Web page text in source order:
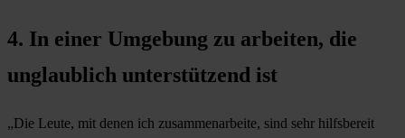
4. In einer Umgebung zu arbeiten, die
unglaublich unterstützend ist
„Die Leute, mit denen ich zusammenarbeite, sind sehr hilfsbereit